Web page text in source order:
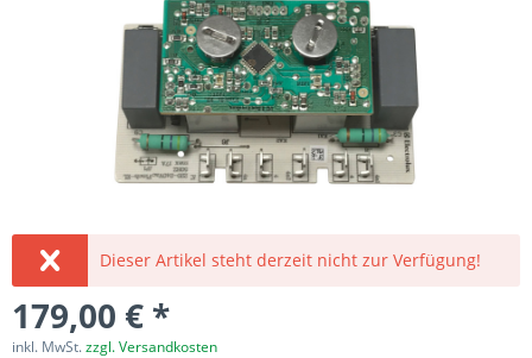
Dieser Artikel steht derzeit nicht zur Verfügung!
179,00 € *
inkl. MwSt.zzgl. Versandkosten